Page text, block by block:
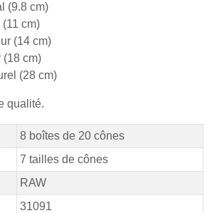
(9.8 cm)
cm)
(14 cm)
(18 cm)
(28 cm)
qualité.
8 boîtes de 20 cônes
7 tailles de cônes
RAW
31091